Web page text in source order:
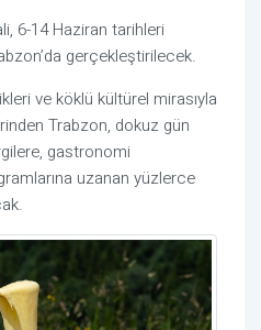
6-14 Haziran tarihleri
gerçekleştirilecek.
ve köklü kültürel mirasıyla
Trabzon, dokuz gün
gastronomi
uzanan yüzlerce